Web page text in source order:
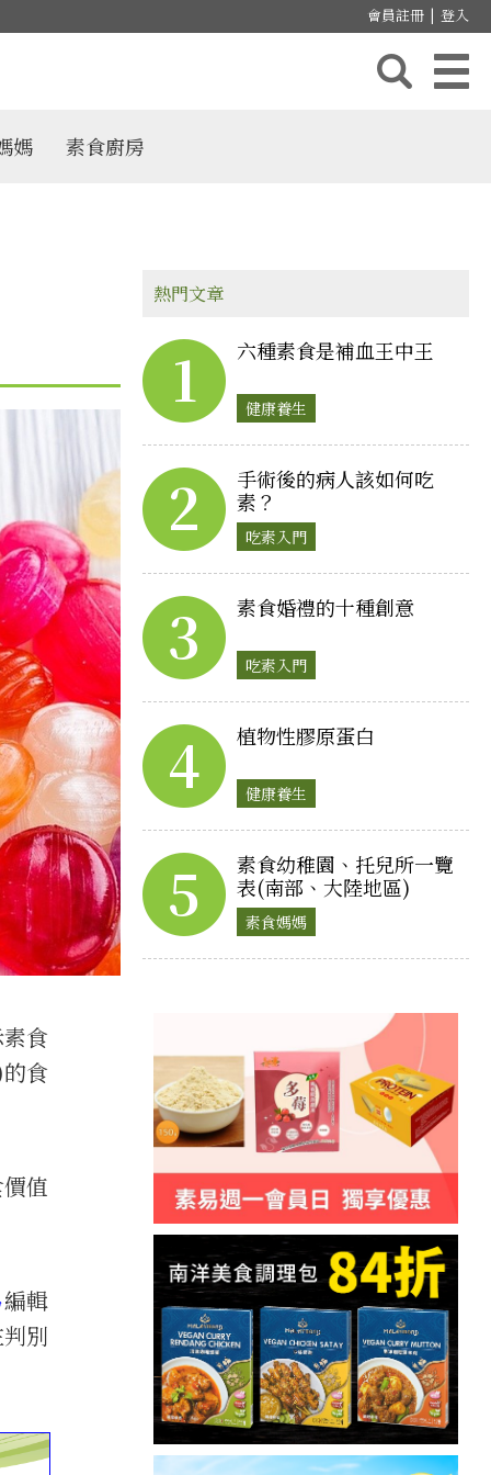
會員註冊 | 登入
媽 素食廚房
食
食
值
編輯
別
熱門文章
1 六種素食是補血王中王
健康養生
2
手術後的病人該如何吃
素？
吃素入門
3 素食婚禮的十種創意
吃素入門
4 植物性膠原蛋白
健康養生
5
素食幼稚園、托兒所一覽
表(南部、大陸地區)
素食媽媽